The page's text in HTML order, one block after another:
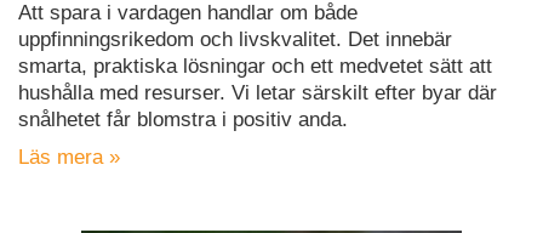
Att spara i vardagen handlar om både
uppfinningsrikedom och livskvalitet. Det innebär
smarta, praktiska lösningar och ett medvetet sätt att
hushålla med resurser. Vi letar särskilt efter byar där
snålhetet får blomstra i positiv anda.
Läs mera »